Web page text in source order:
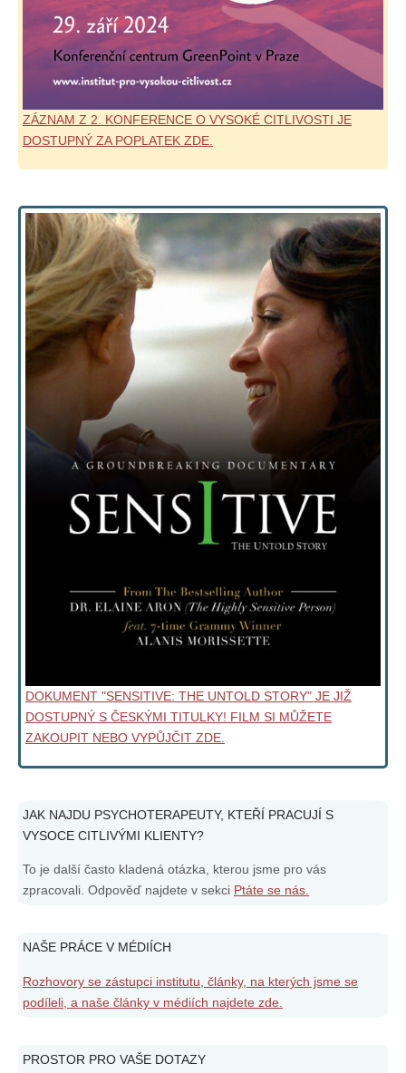
ZÁZNAM Z 2. KONFERENCE O VYSOKÉ CITLIVOSTI JE
DOSTUPNÝ ZA POPLATEK ZDE.
DOKUMENT "SENSITIVE: THE UNTOLD STORY" JE JIŽ
DOSTUPNÝ S ČESKÝMI TITULKY! FILM SI MŮŽETE
ZAKOUPIT NEBO VYPŮJČIT ZDE.
JAK NAJDU PSYCHOTERAPEUTY, KTEŘÍ PRACUJÍ S
VYSOCE CITLIVÝMI KLIENTY?
To je další často kladená otázka, kterou jsme pro vás
zpracovali. Odpověď najdete v sekci Ptáte se nás.
NAŠE PRÁCE V MÉDIÍCH
Rozhovory se zástupci institutu, články, na kterých jsme se
podíleli, a naše články v médiích najdete zde.
PROSTOR PRO VAŠE DOTAZY